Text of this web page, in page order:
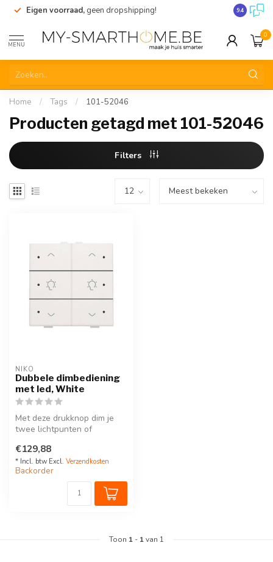
Eigen voorraad, geen dropshipping! 9.4
MENU
0
Home / Tags / 101-52046
Producten getagd met 101-52046
Filters
NIKO
Dubbele dimbediening
met led, White
Met deze drukknop dim je
twee lichtpunten of
aan of ...
€129,88
* Incl. btw Excl. Verzendkosten
Backorder
Toon 1 - 1van 1